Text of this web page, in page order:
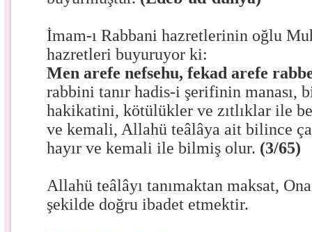
İmam-ı Rabbani hazretlerinin oğlu
hazretleri buyuruyor ki:
Men arefe nefsehu, fekad arefe
rabbini tanır hadis-i şerifinin manası,
hakikatini, kötülükler ve zıtlıklar ile
ve kemali, Allahü teâlâya ait bilince
hayır ve kemali ile bilmiş olur. (3/65)
Allahü teâlâyı tanımaktan maksat,
şekilde doğru ibadet etmektir.